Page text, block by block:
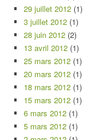
29 juillet 2012 (1)
3 juillet 2012 (1)
28 juin 2012 (2)
13 avril 2012 (1)
25 mars 2012 (1)
20 mars 2012 (1)
18 mars 2012 (1)
15 mars 2012 (1)
6 mars 2012 (1)
5 mars 2012 (1)